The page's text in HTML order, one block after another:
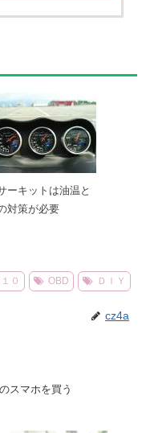
ーキットは油温と
対策が必要
０ OBD ＤＩＹ
cz4a
スマホを買う